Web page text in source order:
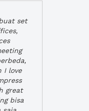
set
I love
great
bisa